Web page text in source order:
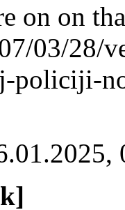
on on
03/28/
policiji-